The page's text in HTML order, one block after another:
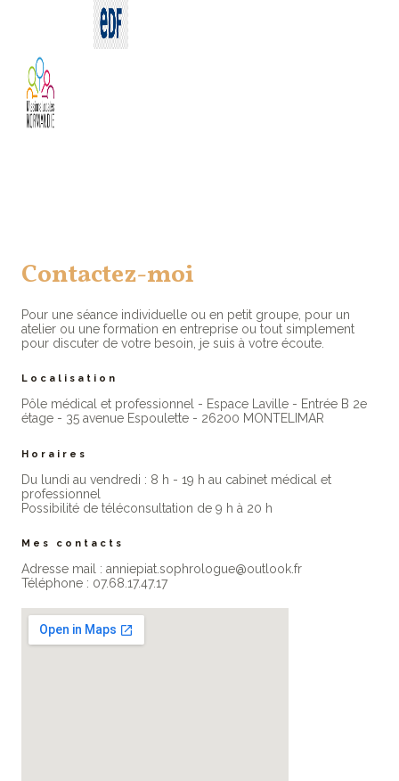
Contactez-moi
Pour une séance individuelle ou en petit groupe, pour un
atelier ou une formation en entreprise ou tout simplement
pour discuter de votre besoin, je suis à votre écoute.
Localisation
Pôle médical et professionnel - Espace Laville - Entrée B 2e
étage - 35 avenue Espoulette - 26200 MONTELIMAR
Horaires
Du lundi au vendredi : 8 h - 19 h au cabinet médical et
professionne​l
Possibilité de téléconsultation de 9 h à 20 h
Mes contacts
Adresse mail : anniepiat.sophrologue@outlook.fr
Téléphone : 07.68.17.47.17